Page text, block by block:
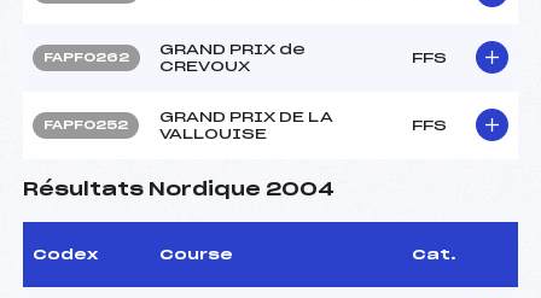
FAPF0262
GRAND PRIX de
CREVOUX
FFS
FAPF0252
GRAND PRIX DE LA
VALLOUISE
FFS
Résultats Nordique 2004
Codex Course Cat.